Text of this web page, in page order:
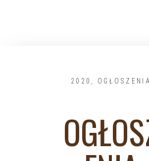
2020 OGŁOSZENIA